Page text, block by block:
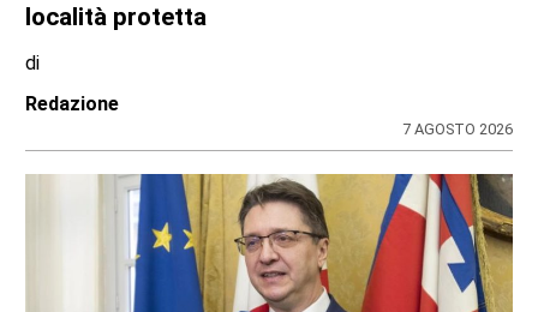
località protetta
di
Redazione
7 AGOSTO 2026